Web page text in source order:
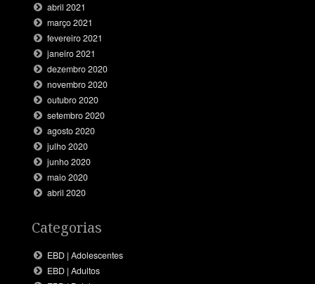
abril 2021
março 2021
fevereiro 2021
janeiro 2021
dezembro 2020
novembro 2020
outubro 2020
setembro 2020
agosto 2020
julho 2020
junho 2020
maio 2020
abril 2020
Categorias
EBD | Adolescentes
EBD | Adultos